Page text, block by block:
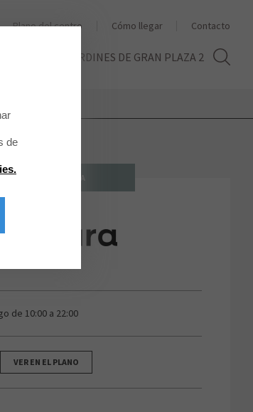
LOS JARDINES DE GRAN PLAZA 2
Plano del centro Cómo llegar Contacto
JOYERÍA/RELOJERÍA
de 10:00 a 22:00
VER EN EL PLANO
de